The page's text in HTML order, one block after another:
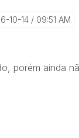
10-14 09:51 AM
porém ainda